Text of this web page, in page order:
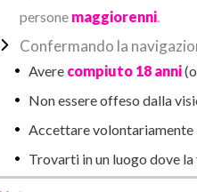
persone maggiorenni
Confermando la
Avere compiuto 18 anni
Non essere offeso dalla
Accettare volontariamente
Trovarti in un luogo dove
si tolse le scarpe. “Ti dispiace
mentre osservava i piedi
era consapevole dell’effetto